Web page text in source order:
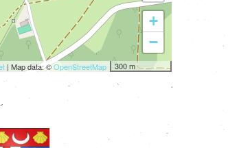
+
−
300 m
| Map data: ©OpenStreetMap